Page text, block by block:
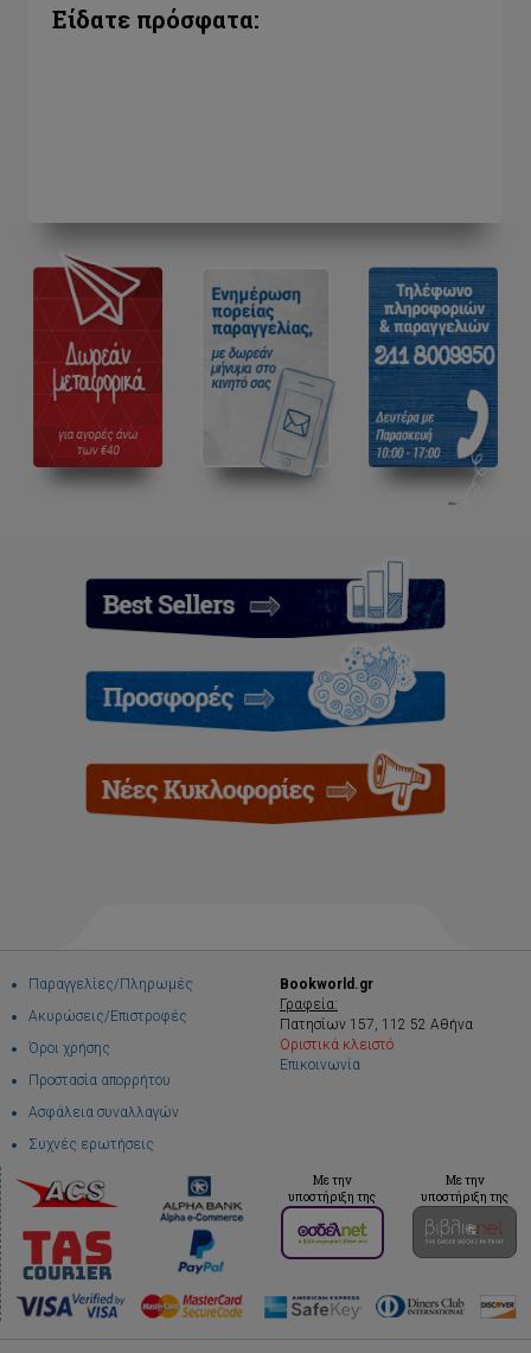
Είδατε πρόσφατα:
Παραγγελίες/Πληρωμές
Ακυρώσεις/Επιστροφές
Όροι χρήσης
Προστασία απορρήτου
Ασφάλεια συναλλαγών
Συχνές ερωτήσεις
Bookworld.gr
Γραφεία:
Πατησίων 157, 112 52 Αθήνα
Οριστικά κλειστό
Επικοινωνία
Με την
υποστήριξη της
Με την
υποστήριξη της